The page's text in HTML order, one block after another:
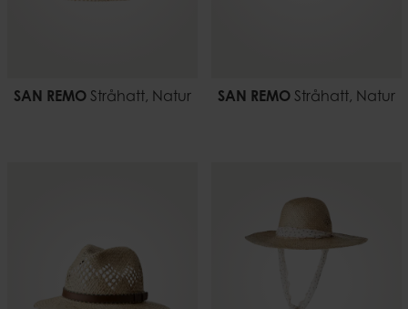
SAN REMOStråhatt, Natur SAN REMOStråhatt, Natur